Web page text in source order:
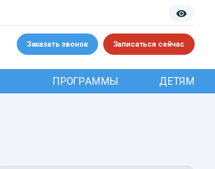
Заказать звонок Записаться сейчас
ПРОГРАММЫ ДЕТЯМ